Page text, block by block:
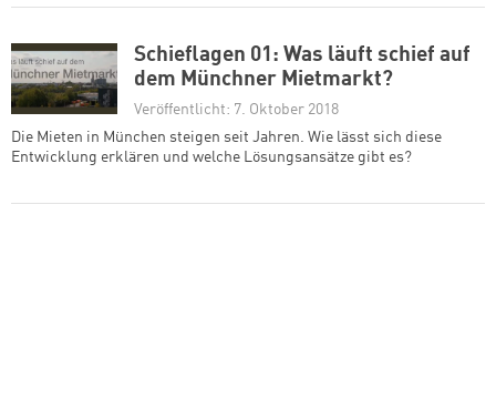
Schieflagen 01: Was läuft schief auf
dem Münchner Mietmarkt?
Veröffentlicht: 7. Oktober 2018
Die Mieten in München steigen seit Jahren. Wie lässt sich diese
Entwicklung erklären und welche Lösungsansätze gibt es?